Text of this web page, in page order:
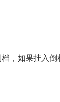
，如果挂入